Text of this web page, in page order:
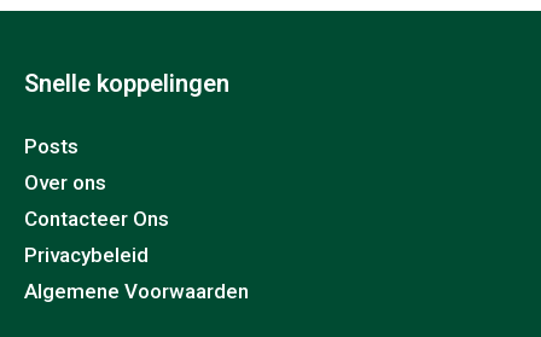
Snelle koppelingen
Posts
Over ons
Contacteer Ons
Privacybeleid
Algemene Voorwaarden